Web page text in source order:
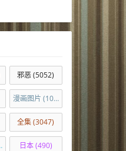
阅读：466
邪恶(5052)
漫画图片 (1033)
全集(3047)
日本(490)